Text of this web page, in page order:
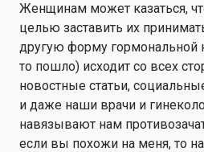
Женщинам может казаться,
целью заставить их
другую форму гормональной
то пошло) исходит со всех
новостные статьи,
и даже наши врачи и
навязывают нам
если вы похожи на меня, то